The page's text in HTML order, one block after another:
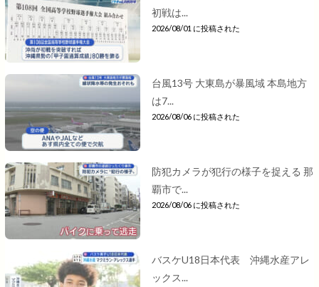
初戦は...
2026/08/01 に投稿された
台風13号 大東島が暴風域 本島地方
は7...
2026/08/06 に投稿された
防犯カメラが犯行の様子を捉える 那
覇市で...
2026/08/06 に投稿された
バスケU18日本代表 沖縄水産アレ
ックス...